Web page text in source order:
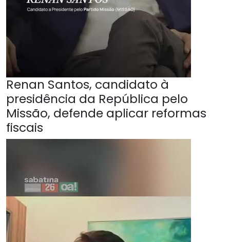
Renan Santos, candidato à
presidência da República pelo
Missão, defende aplicar reformas
fiscais